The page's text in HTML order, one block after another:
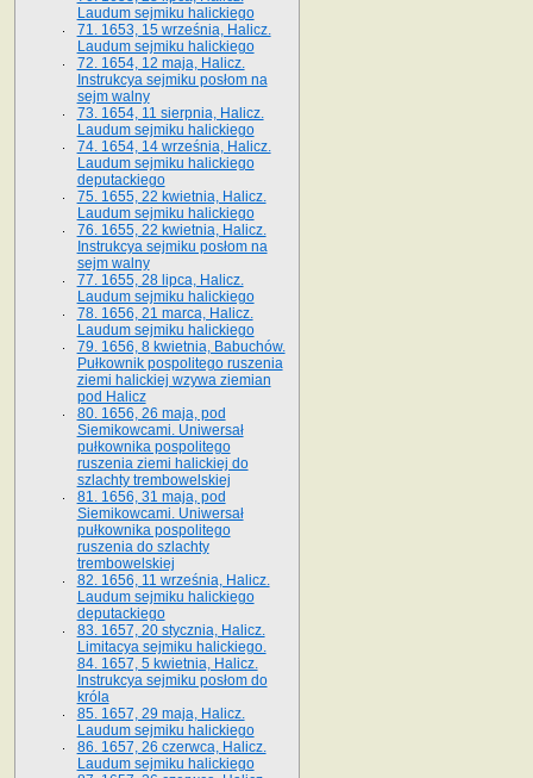
Laudum sejmiku halickiego
71. 1653, 15 września, Halicz.
Laudum sejmiku halickiego
72. 1654, 12 maja, Halicz.
Instrukcya sejmiku posłom na
sejm walny
73. 1654, 11 sierpnia, Halicz.
Laudum sejmiku halickiego
74. 1654, 14 września, Halicz.
Laudum sejmiku halickiego
deputackiego
75. 1655, 22 kwietnia, Halicz.
Laudum sejmiku halickiego
76. 1655, 22 kwietnia, Halicz.
Instrukcya sejmiku posłom na
sejm walny
77. 1655, 28 lipca, Halicz.
Laudum sejmiku halickiego
78. 1656, 21 marca, Halicz.
Laudum sejmiku halickiego
79. 1656, 8 kwietnia, Babuchów.
Pułkownik pospolitego ruszenia
ziemi halickiej wzywa ziemian
pod Halicz
80. 1656, 26 maja, pod
Siemikowcami. Uniwersał
pułkownika pospolitego
ruszenia ziemi halickiej do
szlachty trembowelskiej
81. 1656, 31 maja, pod
Siemikowcami. Uniwersał
pułkownika pospolitego
ruszenia do szlachty
trembowelskiej
82. 1656, 11 września, Halicz.
Laudum sejmiku halickiego
deputackiego
83. 1657, 20 stycznia, Halicz.
Limitacya sejmiku halickiego.
84. 1657, 5 kwietnia, Halicz.
Instrukcya sejmiku posłom do
króla
85. 1657, 29 maja, Halicz.
Laudum sejmiku halickiego
86. 1657, 26 czerwca, Halicz.
Laudum sejmiku halickiego